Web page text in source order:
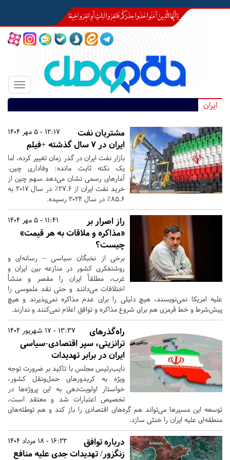
Toggle
ایران
12:17 - 5 مهر 1404
مشتریان نفت
ایران در ۷ سال گذشته +فیلم
بازار نفت ایران در گذر زمان تغییر کرده، اما
یک نکته ثابت مانده: وفاداری چین.
آمارهای رسمی نشان می‌دهد سهم چین از
خرید نفت ایران از ۲۷.۶٪ در سال ۲۰۱۷ به
۸۵.۶٪ در سال ۲۰۲۴ رسیده.
11:41 - 5 مهر 1404
راز اصرار بر
«مذاکره و ملاقات به هر قیمت»
چیست؟
برخی از نخبگان سیاسی – رسانه‌ای و
روشنفکری کشور در منازعه بین ایران و
غرب، مطلقاً ایران را مقصر و منشأ
اختلافات می‌دانند و حتی نقد ملموسی را
علیه امریکا نمی‌نویسند، هیچ دلیلی را برای عدم مذاکره نمی‌پذیرند و هیچ
پیش‌شرط و خط قرمزی هم برای شروع مذاکره و توافق اعلام نمی‌کنند و ندارند.
13:37 - 17 شهریور 1404
راه‌گذرهای
ترانزیتی، سپر اقتصادی-سیاسی
ایران در برابر تهدیدات
نایب‌رئیس مجلس با تاکید بر ضرورت توجه
ویژه به کریدورهای حمل‌ونقل کشور،
خواستار اولویت‌دهی به این پروژه‌ها در
تخصیص اعتبارات شد و معتقد است،
توسعه این مسیرها می‌تواند هم گره‌های اقتصادی را باز کند و هم توطئه‌های
منطقه‌ای علیه ایران را خنثی سازد.
16:22 - 18 مرداد 1404
درباره توافق
زنگزور/ تهدیدات جدی علیه منافع